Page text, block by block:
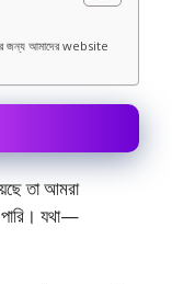
জন্য আমাদের website
তা আমরা
যথা—